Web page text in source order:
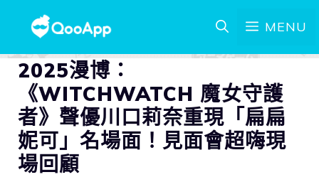
MENU
2025漫博：
《WITCHWATCH 魔女守護
者》聲優川口莉奈重現「扁扁
妮可」名場面！見面會超嗨現
場回顧